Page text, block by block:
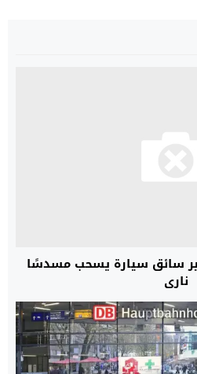
سائق سيارة يسحب مسدسًا
ناري